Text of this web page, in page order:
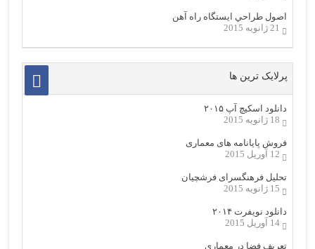
اصول طراحي ایستگاه راه آهن
21 ژانویه 2015
پرلایک ترین ها
دانلود اسکیچ آپ ۲۰۱۵
18 ژانویه 2015
فروش پایانامه های معماری
12 آوریل 2015
تحلیل فرهنگسرای فرشچیان
15 ژانویه 2015
دانلود نویفرت ۲۰۱۴
14 آوریل 2015
تعریف فضا در معماری